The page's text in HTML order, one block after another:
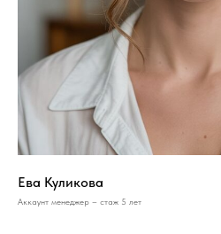
Ева Куликова
Аккаунт менеджер – стаж 5 лет